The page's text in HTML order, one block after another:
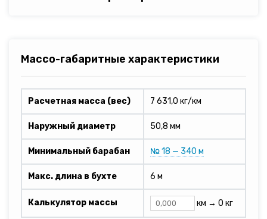
Массо-габаритные характеристики
Расчетная масса (вес) 7 631,0 кг/км
Наружный диаметр 50,8 мм
Минимальный барабан № 18 — 340 м
Макс. длина в бухте 6 м
Калькулятор массы км → 0 кг